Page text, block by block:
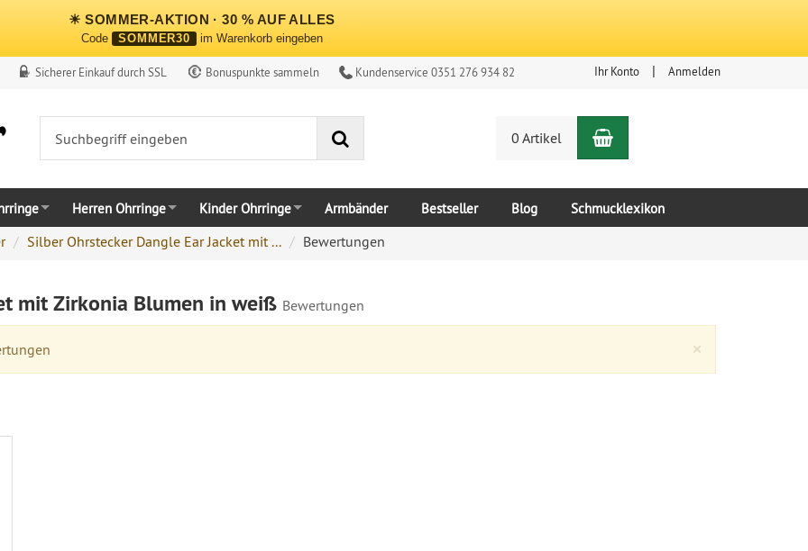
☀ SOMMER-AKTION · 30 % AUF ALLES
Code SOMMER30 im Warenkorb eingeben
Sicherer Einkauf durch SSL Bonuspunkte sammeln Kundenservice 0351 276 934 82 Ihr Konto Anmelden
0 Artikel Warenkorb
Herren Ohrringe Kinder Ohrringe Armbänder Bestseller Blog Schmucklexikon
Silber Ohrstecker Dangle Ear Jacket mit ... Bewertungen
mit Zirkonia Blumen in weiß Bewertungen
×